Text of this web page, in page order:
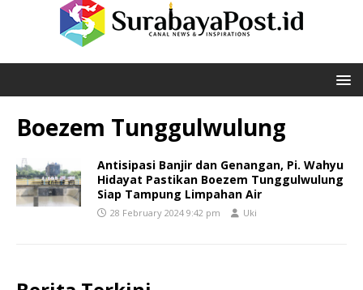
Boezem Tunggulwulung
Antisipasi Banjir dan Genangan, Pi. Wahyu
Hidayat Pastikan Boezem Tunggulwulung
Siap Tampung Limpahan Air
28 February 2024 9:42 pm Uki